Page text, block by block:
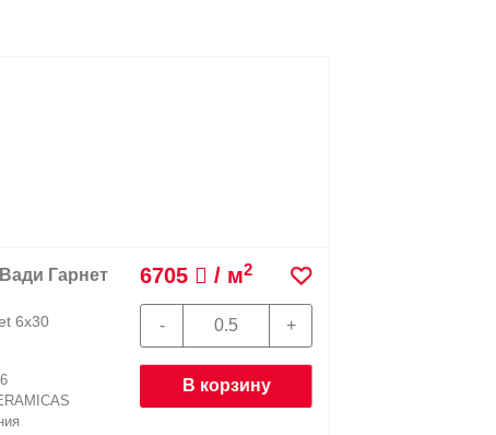
Керамогранит 30054 Вади Пайн 6х30
30054 Wadi Pine 6х30
EQUIPE CERAMICAS
Испания